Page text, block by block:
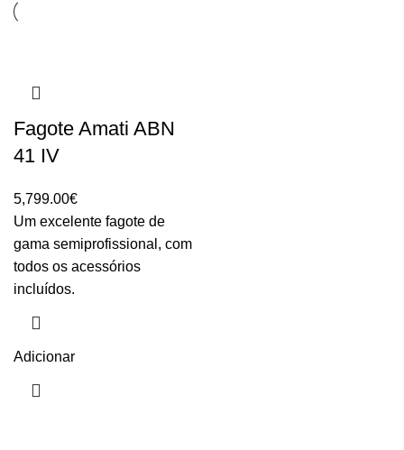
Fagote Amati ABN
41 IV
5,799.00€
Um excelente fagote de
gama semiprofissional, com
todos os acessórios
incluídos.
Adicionar